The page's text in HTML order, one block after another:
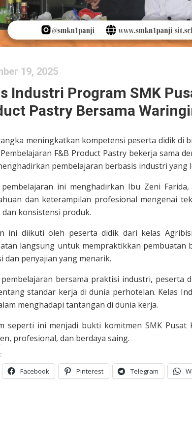
19, 2025
Industri Program SMK
Pastry Bersama
meningkatkan kompetensi peserta didik di
F&B Product Pastry bekerja sama
pembelajaran berbasis industri
ini menghadirkan Ibu Zeni
dan keterampilan profesional mengenai
dan konsistensi produk.
ini diikuti oleh peserta didik dari kelas
langsung untuk mempraktikkan
dan penyajian yang menarik.
bersama praktisi industri, peserta
standar kerja di dunia perhotelan. Kelas
menghadapi tantangan di dunia kerja.
seperti ini menjadi bukti komitmen SMK
profesional, dan berdaya saing.
Facebook Pinterest Telegram